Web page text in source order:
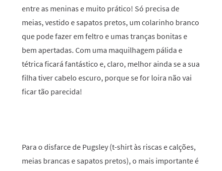
entre as meninas e muito prático! Só precisa de
meias, vestido e sapatos pretos, um colarinho branco
que pode fazer em feltro e umas tranças bonitas e
bem apertadas. Com uma maquilhagem pálida e
tétrica ficará fantástico e, claro, melhor ainda se a sua
filha tiver cabelo escuro, porque se for loira não vai
ficar tão parecida!
Para o disfarce de Pugsley (t-shirt às riscas e calções,
meias brancas e sapatos pretos), o mais importante é